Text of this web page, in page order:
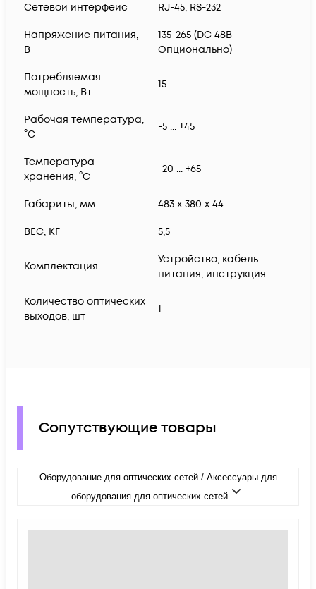
Сетевой интерфейс
RJ-45, RS-232
Напряжение питания,
В
135-265 (DC 48В
Опционально)
Потребляемая
мощность, Вт
15
Рабочая температура,
°С
-5 ... +45
Температура
хранения, °С
-20 ... +65
Габариты, мм 483 x 380 x 44
ВЕС, КГ 5,5
Комплектация
Устройство, кабель
питания, инcтрукция
Количество оптических
выходов, шт
1
Сопутствующие товары
Оборудование для оптических сетей / Аксессуары для
оборудования для оптических сетей